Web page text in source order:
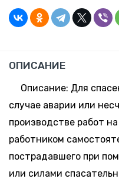
ОПИСАНИЕ
Описание: Для
случае аварии или
производстве работ
работником
пострадавшего при
или силами